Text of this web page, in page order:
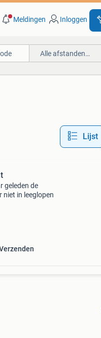
Meldingen Inloggen
Alle afstanden…
Lijst
geleden de
niet in leeglopen